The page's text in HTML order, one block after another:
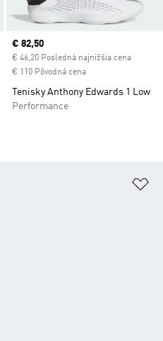
Current price
€ 82,50
€ 46,20 Posledná najnižšia cena
€ 110 Pôvodná cena
Tenisky Anthony Edwards 1 Low
Performance